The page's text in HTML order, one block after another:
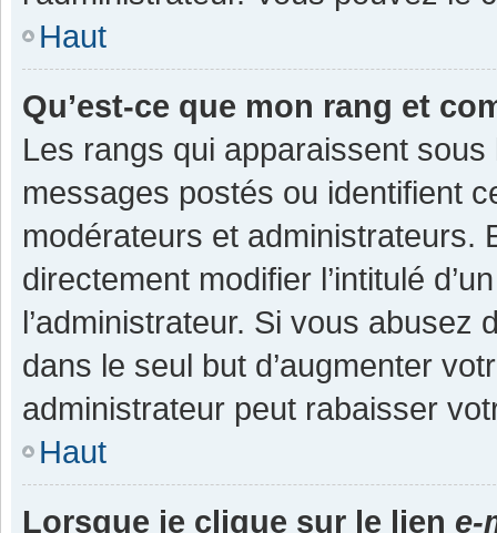
Haut
Qu’est-ce que mon rang et
Les rangs qui apparaissent
messages postés ou identifient
modérateurs et administrateurs.
directement modifier l’intitulé
l’administrateur. Si vous
dans le seul but d’augmenter
administrateur peut rabaisser
Haut
Lorsque je clique sur le lien e-